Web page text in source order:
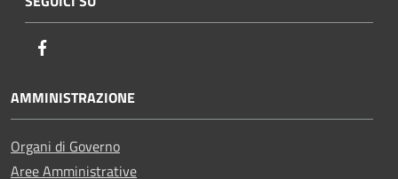
AMMINISTRAZIONE
Organi di Governo
Aree Amministrative